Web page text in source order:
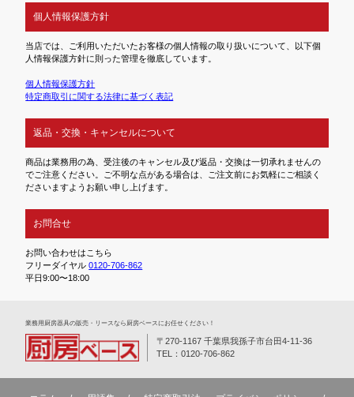
個人情報保護方針
当店では、ご利用いただいたお客様の個人情報の取り扱いについて、以下個
人情報保護方針に則った管理を徹底しています。
個人情報保護方針
特定商取引に関する法律に基づく表記
返品・交換・キャンセルについて
商品は業務用の為、受注後のキャンセル及び返品・交換は一切承れませんの
でご注意ください。ご不明な点がある場合は、ご注文前にお気軽にご相談く
ださいますようお願い申し上げます。
お問合せ
お問い合わせはこちら
フリーダイヤル0120-706-862
平日9:00〜18:00
業務⽤厨房器具の販売・リースなら厨房ベースにお任せください！
〒270-1167 千葉県我孫子市台田4-11-36
TEL：0120-706-862